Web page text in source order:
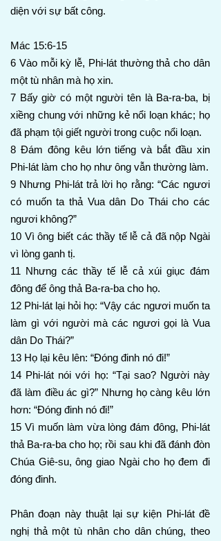
diện với sự bất công.
Mác 15:6-15
6 Vào mỗi kỳ lễ, Phi-lát thường thả cho dân
một tù nhân mà họ xin.
7 Bấy giờ có một người tên là Ba-ra-ba, bị
xiềng chung với những kẻ nổi loạn khác; họ
đã phạm tội giết người trong cuộc nổi loạn.
8 Đám đông kêu lớn tiếng và bắt đầu xin
Phi-lát làm cho họ như ông vẫn thường làm.
9 Nhưng Phi-lát trả lời họ rằng: “Các ngươi
có muốn ta thả Vua dân Do Thái cho các
ngươi không?”
10 Vì ông biết các thầy tế lễ cả đã nộp Ngài
vì lòng ganh tị.
11 Nhưng các thầy tế lễ cả xúi giục đám
đông để ông thả Ba-ra-ba cho họ.
12 Phi-lát lại hỏi họ: “Vậy các ngươi muốn ta
làm gì với người mà các ngươi gọi là Vua
dân Do Thái?”
13 Họ lại kêu lên: “Đóng đinh nó đi!”
14 Phi-lát nói với họ: “Tại sao? Người này
đã làm điều ác gì?” Nhưng họ càng kêu lớn
hơn: “Đóng đinh nó đi!”
15 Vì muốn làm vừa lòng đám đông, Phi-lát
thả Ba-ra-ba cho họ; rồi sau khi đã đánh đòn
Chúa Giê-su, ông giao Ngài cho họ đem đi
đóng đinh.
Phân đoạn này thuật lại sự kiện Phi-lát đề
nghị thả một tù nhân cho dân chúng, theo